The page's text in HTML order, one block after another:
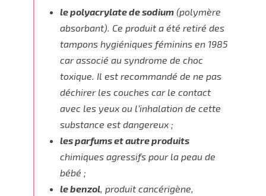
le polyacrylate de sodium (polymère
absorbant). Ce produit a été retiré des
tampons hygiéniques féminins en 1985
car associé au syndrome de choc
toxique. Il est recommandé de ne pas
déchirer les couches car le contact
avec les yeux ou l’inhalation de cette
substance est dangereux ;
les parfums et autre produits
chimiques agressifs pour la peau de
bébé ;
le benzol, produit cancérigène,